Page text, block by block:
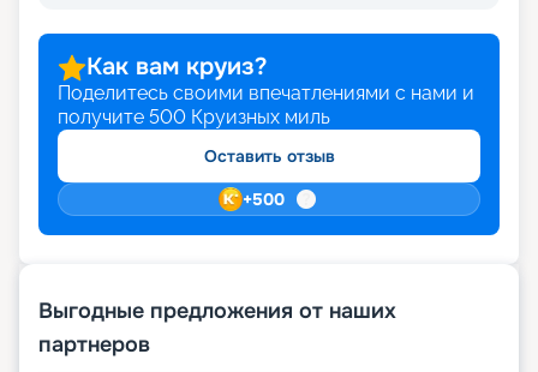
Как вам круиз?
Поделитесь своими впечатлениями с нами и
получите 500 Круизных миль
Оставить отзыв
+500
Выгодные предложения от наших
партнеров